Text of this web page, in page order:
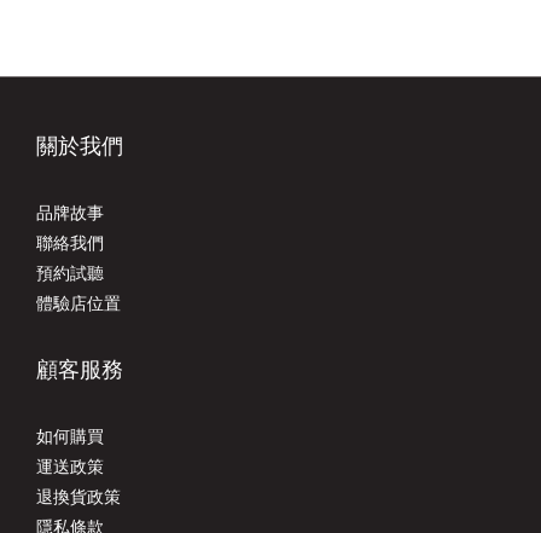
關於我們
品牌故事
聯絡我們
預約試聽
體驗店位置
顧客服務
如何購買
運送政策
退換貨政策
隱私條款